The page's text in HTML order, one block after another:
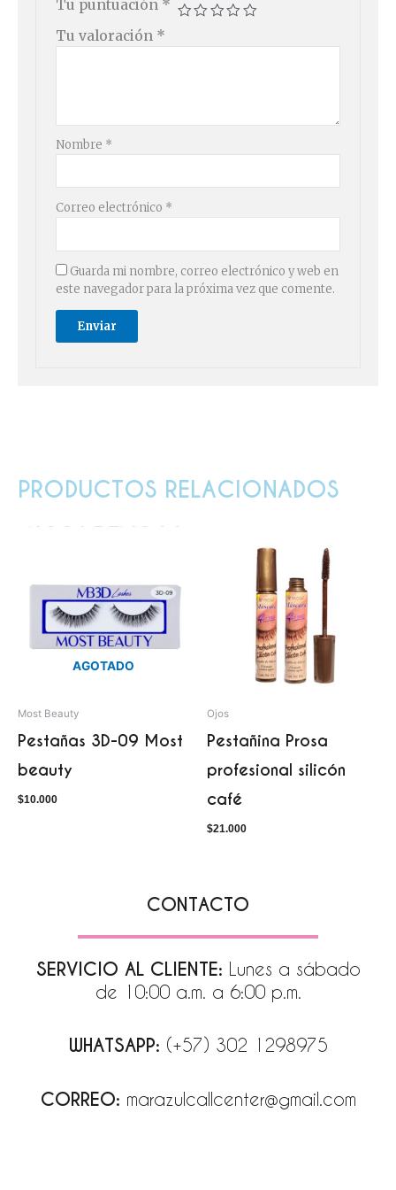
PRODUCTOS RELACIONADOS
AGOTADO
Most Beauty
Pestañas 3D-09 Most
beauty
$10.000
Ojos
Pestañina Prosa
profesional silicón
café
$21.000
Tu puntuación *
Tu valoración *
Nombre *
Correo electrónico *
Guarda mi nombre, correo electrónico y web en
este navegador para la próxima vez que comente.
CONTACTO
SERVICIO AL CLIENTE: Lunes a sábado
de 10:00 a.m. a 6:00 p.m.
WHATSAPP: (+57) 302 1298975
CORREO: marazulcallcenter@gmail.com